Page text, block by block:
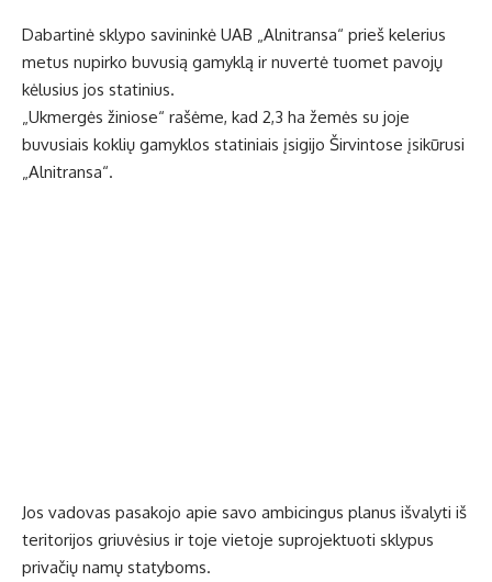
Dabartinė sklypo savininkė UAB „Alnitransa“ prieš kelerius
metus nupirko buvusią gamyklą ir nuvertė tuomet pavojų
kėlusius jos statinius.
„Ukmergės žiniose“ rašėme, kad 2,3 ha žemės su joje
buvusiais koklių gamyklos statiniais įsigijo Širvintose įsikūrusi
„Alnitransa“.
Jos vadovas pasakojo apie savo ambicingus planus išvalyti iš
teritorijos griuvėsius ir toje vietoje suprojektuoti sklypus
privačių namų statyboms.